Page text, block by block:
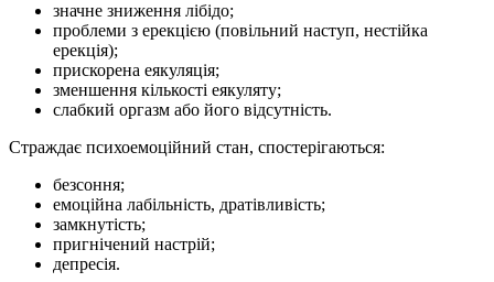
значне зниження лібідо;
проблеми з ерекцією (повільний наступ, нестійка
ерекція);
прискорена еякуляція;
зменшення кількості еякуляту;
слабкий оргазм або його відсутність.
Страждає психоемоційний стан, спостерігаються:
безсоння;
емоційна лабільність, дратівливість;
замкнутість;
пригнічений настрій;
депресія.